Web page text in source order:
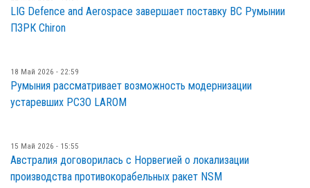
LIG Defence and Aerospace завершает поставку ВС Румынии
ПЗРК Chiron
18 Май 2026 - 22:59
Румыния рассматривает возможность модернизации
устаревших РСЗО LAROM
15 Май 2026 - 15:55
Австралия договорилась с Норвегией о локализации
производства противокорабельных ракет NSM